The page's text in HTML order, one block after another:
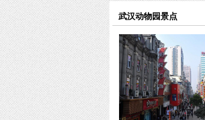
武汉动物园景点